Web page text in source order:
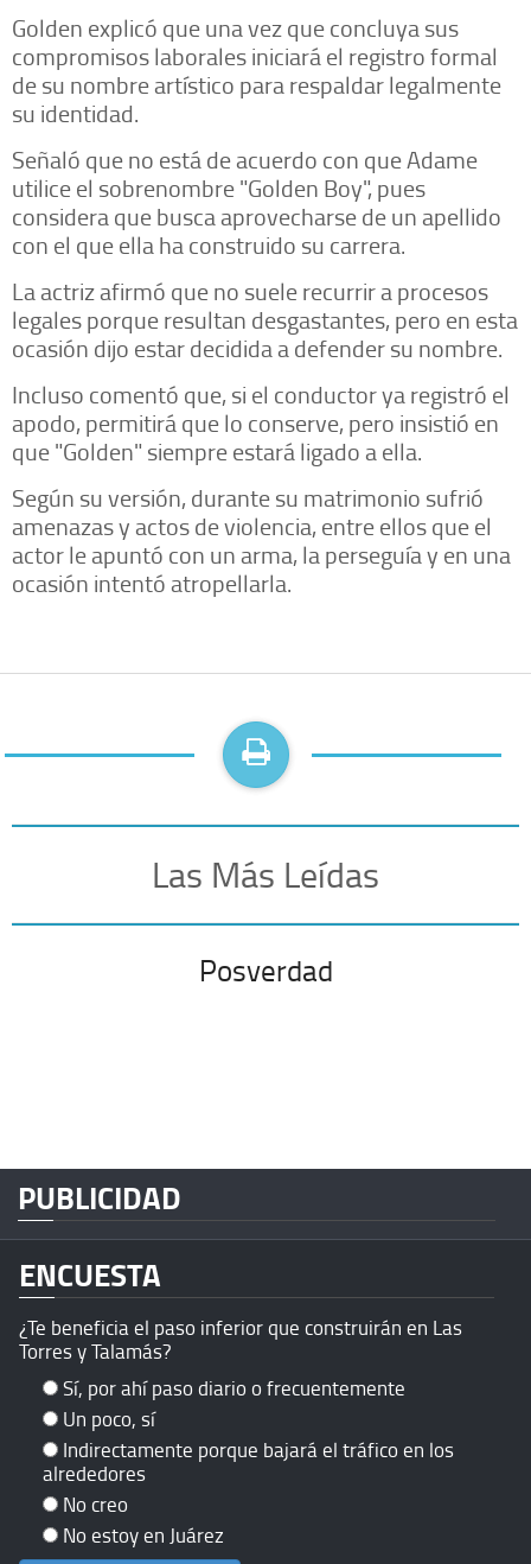
Golden explicó que una vez que concluya sus
compromisos laborales iniciará el registro formal
de su nombre artístico para respaldar legalmente
su identidad.
Señaló que no está de acuerdo con que Adame
utilice el sobrenombre "Golden Boy", pues
considera que busca aprovecharse de un apellido
con el que ella ha construido su carrera.
La actriz afirmó que no suele recurrir a procesos
legales porque resultan desgastantes, pero en esta
ocasión dijo estar decidida a defender su nombre.
Incluso comentó que, si el conductor ya registró el
apodo, permitirá que lo conserve, pero insistió en
que "Golden" siempre estará ligado a ella.
Según su versión, durante su matrimonio sufrió
amenazas y actos de violencia, entre ellos que el
actor le apuntó con un arma, la perseguía y en una
ocasión intentó atropellarla.
Las Más Leídas
Posverdad
PUBLICIDAD
ENCUESTA
¿Te beneficia el paso inferior que construirán en Las
Torres y Talamás?
Sí, por ahí paso diario o frecuentemente
Un poco, sí
Indirectamente porque bajará el tráfico en los
alrededores
No creo
No estoy en Juárez